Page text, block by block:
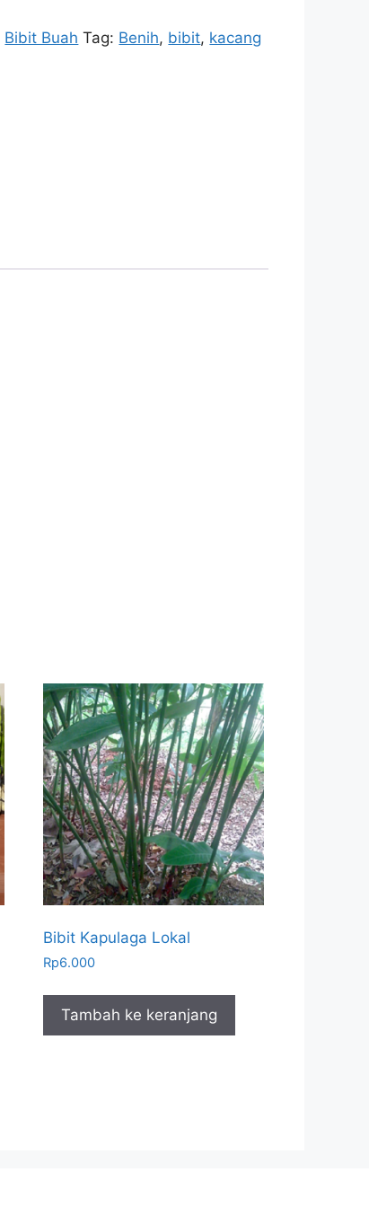
Bibit Buah Tag: Benih, bibit, kacang
Bibit Kapulaga Lokal
Rp6.000
Tambah ke keranjang